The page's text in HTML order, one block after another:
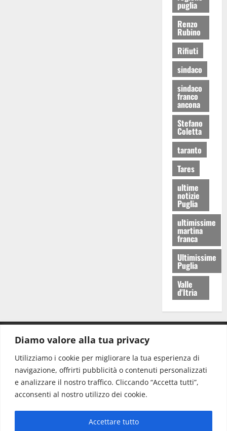
Diamo valore alla tua privacy
Utilizziamo i cookie per migliorare la tua esperienza di
navigazione, offrirti pubblicità o contenuti personalizzati
e analizzare il nostro traffico. Cliccando “Accetta tutti”,
acconsenti al nostro utilizzo dei cookie.
Accettare tutto
puglia
Renzo
Rubino
Rifiuti
sindaco
sindaco
franco
ancona
Stefano
Coletta
taranto
Tares
ultime
notizie
Puglia
ultimissime
martina
franca
Ultimissime
Puglia
Valle
d'Itria
Redazione: redazione@www.martinasera.it
Direttore:direttore@www.martinasera.it
Info & Commerciale:info@www.martinasera.it